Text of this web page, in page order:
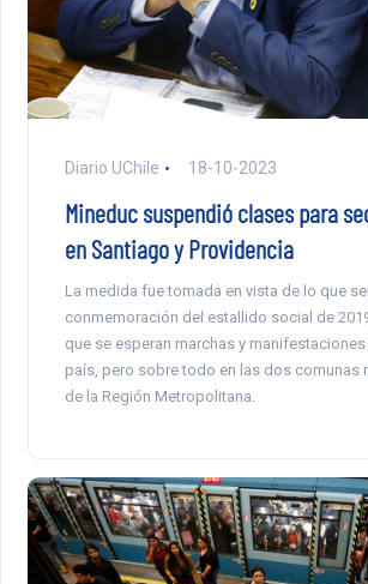
Diario UChile 18-10-2023
Mineduc suspendió clases para
en Santiago y Providencia
La medida fue tomada en vista de lo que
conmemoración del estallido social de
que se esperan marchas y manifestaciones
país, pero sobre todo en las dos comunas
de la Región Metropolitana.